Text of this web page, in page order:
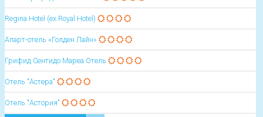
Regina Hotel (ex Royal Hotel)
Апарт-отель «Голден Лайн»
Грифид Сентидо Мареа Oтель
Отель "Астера"
Отель "Астория"